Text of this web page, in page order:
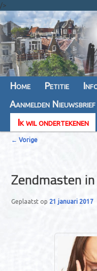
/>
Hoofdmenu
Spring
naar
de
primaire
Spring
naar
de
secundaire
Home Petitie
Aanmelden
Ik wil ondertekenen
B
i
← Vorige
Zendmasten
Geplaatst op 21 januari 2017